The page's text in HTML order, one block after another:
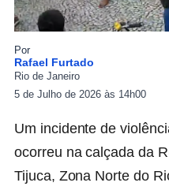
Por
Rafael Furtado
Rio de Janeiro
5 de Julho de 2026 às 14h00
Um incidente de
ocorreu na calçada da
Tijuca, Zona Norte do